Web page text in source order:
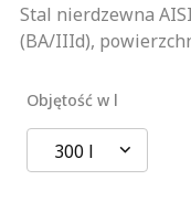
Stal nierdzewna
(BA/IIId),
Objętość w l
300 l